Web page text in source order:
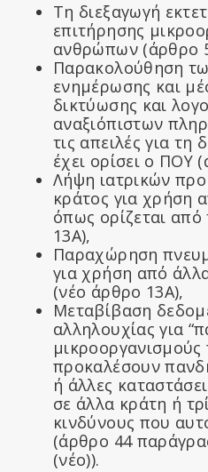
Τη διεξαγωγή
επιτήρησης
ανθρώπων (άρθρο
Παρακολούθηση
ενημέρωσης και
δικτύωσης και
αναξιόπιστων
τις απειλές για τη
έχει ορίσει ο ΠΟΥ
Λήψη ιατρικών
κράτος για χρήση
όπως ορίζεται
13Α),
Παραχώρηση
για χρήση από
(νέο άρθρο 13Α),
Μεταβίβαση
αλληλουχίας για
προκαλέσουν
ή άλλες
σε άλλα κράτη ή
κινδύνους που
(άρθρο 44
(νέο)).